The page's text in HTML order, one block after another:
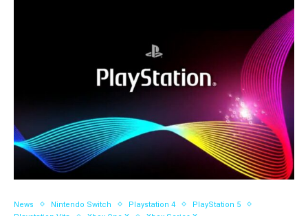
News Nintendo Switch Playstation 4
PlayStation 5